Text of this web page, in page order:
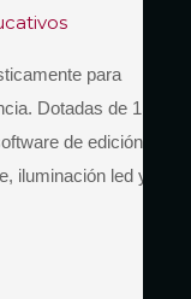
para
Dotadas de 1
de edición, 1
iluminación led y